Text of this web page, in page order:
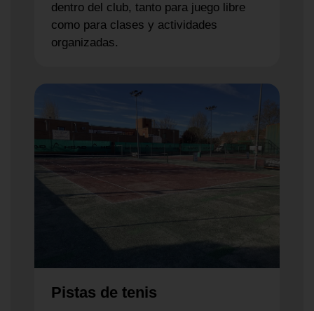
dentro del club, tanto para juego libre
como para clases y actividades
organizadas.
Pistas de tenis